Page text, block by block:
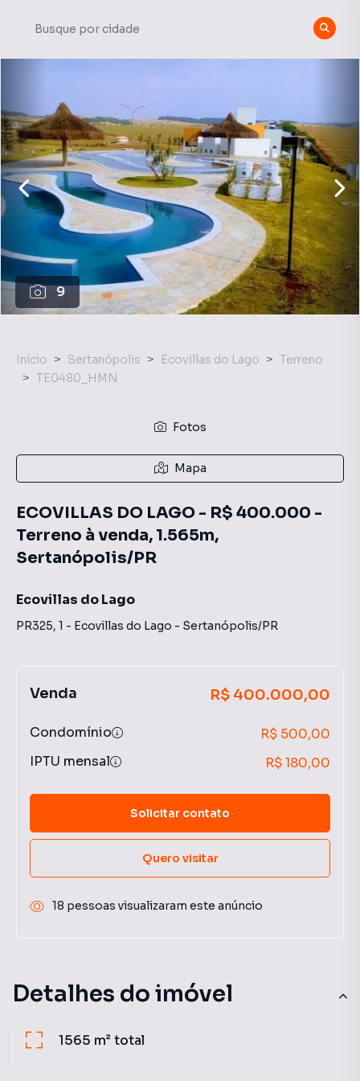
9
Detalhes do imóvel
1565 m²total
Início Sertanópolis Ecovillas do Lago
Terreno
TE0480_HMN
Fotos
Mapa
ECOVILLAS DO LAGO - R$ 400.000 -
Terreno à venda, 1.565m,
Sertanópolis/PR
Ecovillas do Lago
PR325, 1 - Ecovillas do Lago - Sertanópolis/PR
Venda R$ 400.000,00
Condomínio
R$ 500,00
IPTU mensal
R$ 180,00
Solicitar contato
Quero visitar
18 pessoas visualizaram este anúncio